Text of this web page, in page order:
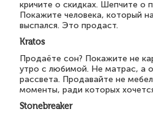
кричите о скидках. Шепчите о
Покажите человека, который
выспался. Это продаст.
Kratos
Продаёте сон? Покажите не
утро с любимой. Не матрас, а
рассвета. Продавайте не
моменты, ради которых
Stonebreaker